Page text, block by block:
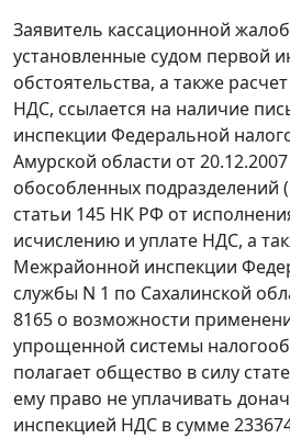
Заявитель кассационной
установленные судом первой
обстоятельства, а также
НДС, ссылается на наличие
инспекции Федеральной
Амурской области от
обособленных подразделений
статьи 145 НК РФ от
исчислению и уплате НДС, а
Межрайонной инспекции
службы N 1 по Сахалинской
8165 о возможности
упрощенной системы
полагает общество в силу
ему право не уплачивать
инспекцией НДС в сумме